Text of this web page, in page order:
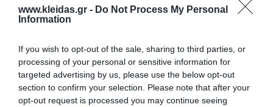
www.kleidas.gr - Do Not Process My Personal
Information
If you wish to opt-out of the sale, sharing to third parties, or
processing of your personal or sensitive information for
targeted advertising by us, please use the below opt-out
section to confirm your selection. Please note that after your
opt-out request is processed you may continue seeing
—από τον αρχικό σχεδιασμό έως τον τελικό ποιοτικό
έλεγχο— διασφαλίζοντας κορυφαία κατασκευαστική
υλικά που υπερβαίνουν τις τυπικές προδιαγραφές
ασφαλείας, η GITRE δημιουργεί εργαλεία που
μετατρέπουν τη μουσική σε ένα πολυδιάστατο
παιχνίδι μάθησης και θεραπείας.
Είναι η ιδανική επιλογή για: